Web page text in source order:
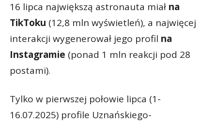
16 lipca największą astronauta miał na
TikToku (12,8 mln wyświetleń), a najwięcej
interakcji wygenerował jego profil na
Instagramie (ponad 1 mln reakcji pod 28
postami).
Tylko w pierwszej połowie lipca (1-
16.07.2025) profile Uznańskiego-